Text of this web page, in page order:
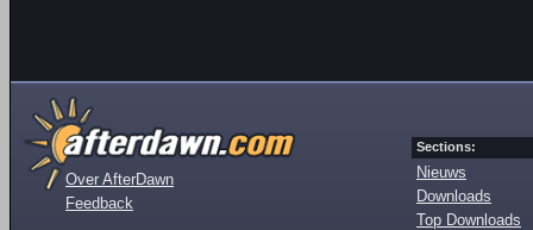
Over AfterDawn
Feedback
Sections:
Nieuws
Downloads
Top Downloads